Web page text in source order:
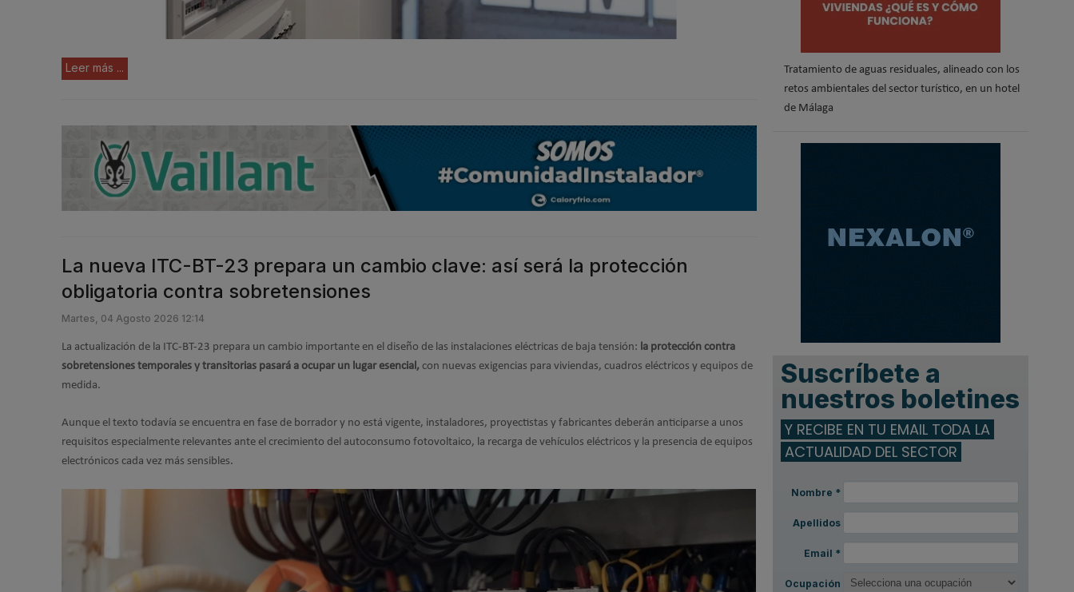
Leer más ...
La nueva ITC-BT-23 prepara un cambio clave: así será la protección
obligatoria contra sobretensiones
Martes, 04 Agosto 2026 12:14
La actualización de la ITC-BT-23 prepara un cambio importante en el diseño de las instalaciones eléctricas de baja tensión: la protección contra
sobretensiones temporales y transitorias pasará a ocupar un lugar esencial, con nuevas exigencias para viviendas, cuadros eléctricos y equipos de
medida.
Aunque el texto todavía se encuentra en fase de borrador y no está vigente, instaladores, proyectistas y fabricantes deberán anticiparse a unos
requisitos especialmente relevantes ante el crecimiento del autoconsumo fotovoltaico, la recarga de vehículos eléctricos y la presencia de equipos
electrónicos cada vez más sensibles.
Tratamiento de aguas residuales, alineado con los
retos ambientales del sector turístico, en un hotel
de Málaga
Suscríbete a
nuestros boletines
Y RECIBE EN TU EMAIL TODA LA
ACTUALIDAD DEL SECTOR
Nombre *
Apellidos
Email *
Ocupación